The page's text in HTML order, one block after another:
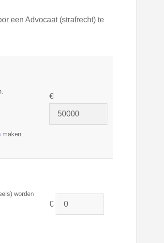
een Advocaat (strafrecht) te
maken.
€
worden
€